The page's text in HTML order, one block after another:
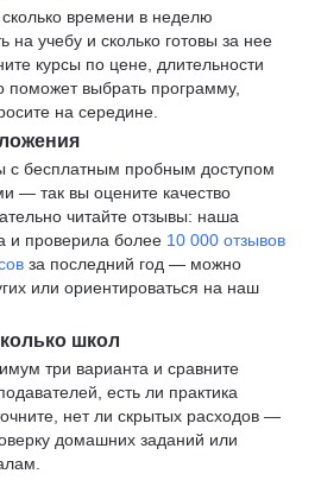
времени в неделю
на учебу и сколько готовы за нее
курсы по цене, длительности
выбрать программу,
на середине.
с бесплатным пробным доступом
— так вы оцените качество
читайте отзывы: наша
и проверила более 10 000 отзывов
за последний год — можно
или ориентироваться на наш
школ
три варианта и сравните
есть ли практика
нет ли скрытых расходов —
домашних заданий или